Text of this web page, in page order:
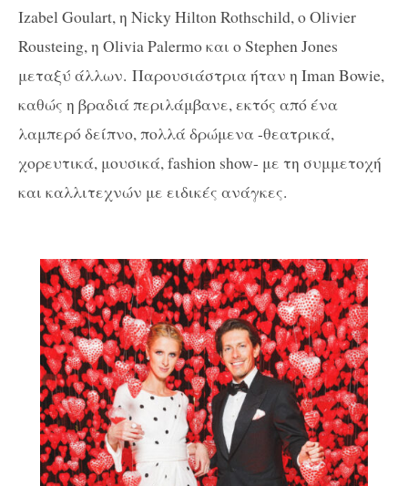
Izabel Goulart, η Nicky Hilton Rothschild, ο Olivier
Rousteing, η Olivia Palermo και ο Stephen Jones
μεταξύ άλλων. Παρουσιάστρια ήταν η Iman Bowie,
καθώς η βραδιά περιλάμβανε, εκτός από ένα
λαμπερό δείπνο, πολλά δρώμενα -θεατρικά,
χορευτικά, μουσικά, fashion show- με τη συμμετοχή
και καλλιτεχνών με ειδικές ανάγκες.